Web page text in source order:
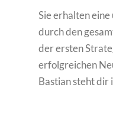
Sie erhalten
durch den
der ersten
erfolgreichen
Bastian steht dir